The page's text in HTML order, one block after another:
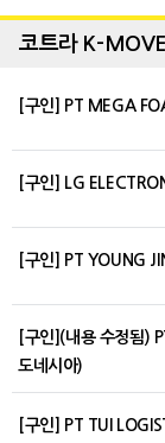
코트라 K-
[구인] PT MEGA
[구인] LG
[구인] PT YOUNG
[구인](내용 수정됨)
도네시아)
[구인] PT TUI